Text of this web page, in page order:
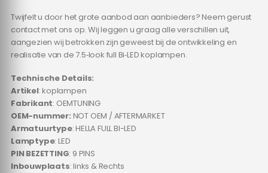
Twijfelt u door het grote aanbod aan aanbieders? Neem gerust
contact met ons op. Wij leggen u graag alle verschillen uit,
aangezien wij betrokken zijn geweest bij de ontwikkeling en
realisatie van de 7.5‑look full Bi‑LED koplampen.
Technische Details:
Artikel: koplampen
Fabrikant: OEMTUNING
OEM-nummer: NOT OEM / AFTERMARKET
Armatuurtype: HELLA FULL BI-LED
Lamptype: LED
PIN BEZETTING: 9 PINS
Inbouwplaats: links & Rechts